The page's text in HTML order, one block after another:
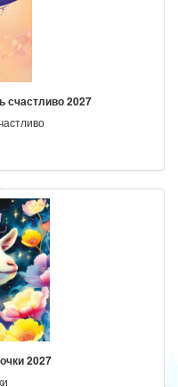
счастливо 2027
2027